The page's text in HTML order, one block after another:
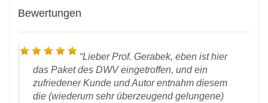
Bewertungen
Lieber Prof. Gerabek, eben ist hier
das Paket des DWV eingetroffen, und ein
zufriedener Kunde und Autor entnahm diesem
die (wiederum sehr überzeugend gelungene)